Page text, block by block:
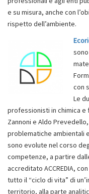
e su misura, anche con
rispetto dell’ambiente.
con
Le
professionisti in chimica e
Zannoni e Aldo
problematiche ambientali
sono evolute nel corso
competenze, a partire
accreditato ACCREDIA,
tutto il “ciclo di vita” di
territorio, alla parte